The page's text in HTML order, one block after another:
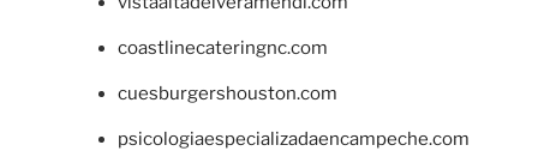
coastlinecateringnc.com
cuesburgershouston.com
psicologiaespecializadaencampeche.com